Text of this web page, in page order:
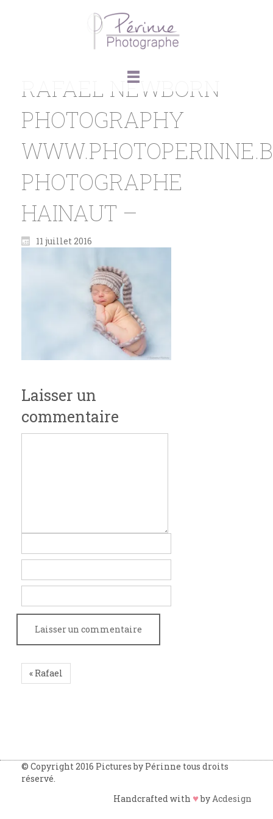
RAFAEL NEWBORN
PHOTOGRAPHY
PHOTOGRAPHE
HAINAUT –
11 juillet 2016
Laisser un
commentaire
« Rafael
© Copyright 2016 Pictures by Périnne tous droits
réservé.
Handcrafted with ♥byAcdesign